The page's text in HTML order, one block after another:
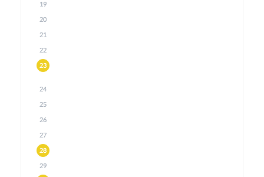
19
20
21
22
23
24
25
26
27
28
29